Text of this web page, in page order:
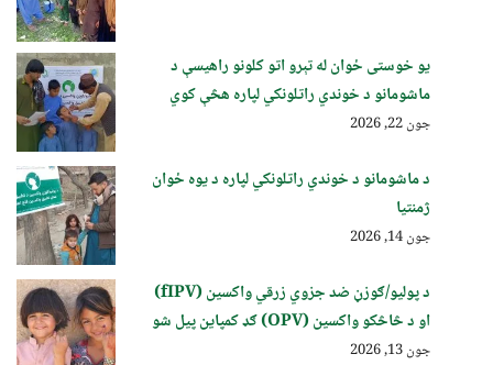
یو خوستی ځوان له تېرو اتو کلونو راهیسې د
ماشومانو د خوندي راتلونکي لپاره هڅې کوي
جون 22, 2026
د ماشومانو د خوندي راتلونکي لپاره د یوه ځوان
ژمنتیا
جون 14, 2026
د پولیو/ګوزڼ ضد جزوي زرقي واکسین (fIPV)
او د څاڅکو واکسین (OPV) ګډ کمپاین پيل شو
جون 13, 2026